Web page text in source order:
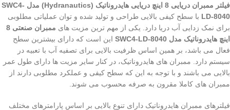
فیلتر ممبران دریایی 8 اینچ دریایی هایدروناتیک (Hydranautics) مدل SWC4-
LD-8040 با سطح کیفی بالایی طراحی و تولید شده و توان عملیاتی مطلوبی
برای نمک زدایی آب دریا دارد. یکی از مهم ترین مزیت های
ممبران صنعتی 8
اینچ هایدروناتیک مدل SWC4-LD-8040
این است که دارای بیشترین سطح
فعال می باشد، بر همین اساس ظرفیت بالایی برای تصفیه آب با تعبیه در
سیستم دارد. ممبران های هایدروناتیک، در کنار سایر مزیت ها دارای طول عمر
بالایی می باشند و با توجه به این که سطح کیفی و عملکرد مطلوبی دارند از
ممبران های کاملا مقرون به صرفه محسوب می شوند.
فیلترهای ممبران هایدروناتیک دارای تنوع بالایی بر اساس پارامترهای مختلف